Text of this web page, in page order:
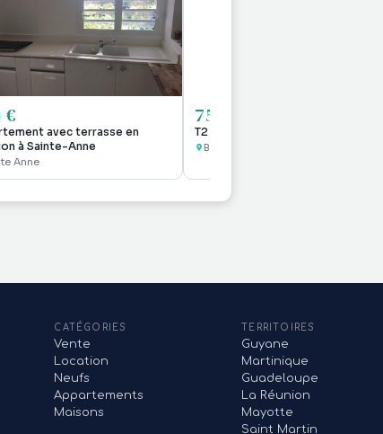
€
avec terrasse en
à Sainte-Anne
Anne
750 €
T2 meublé à Moudong
Baie Mahault
CATÉGORIES
Vente
Location
Neufs
Appartements
Maisons
TERRITOIRES
Guyane
Martinique
Guadeloupe
La Réunion
Mayotte
Saint Martin